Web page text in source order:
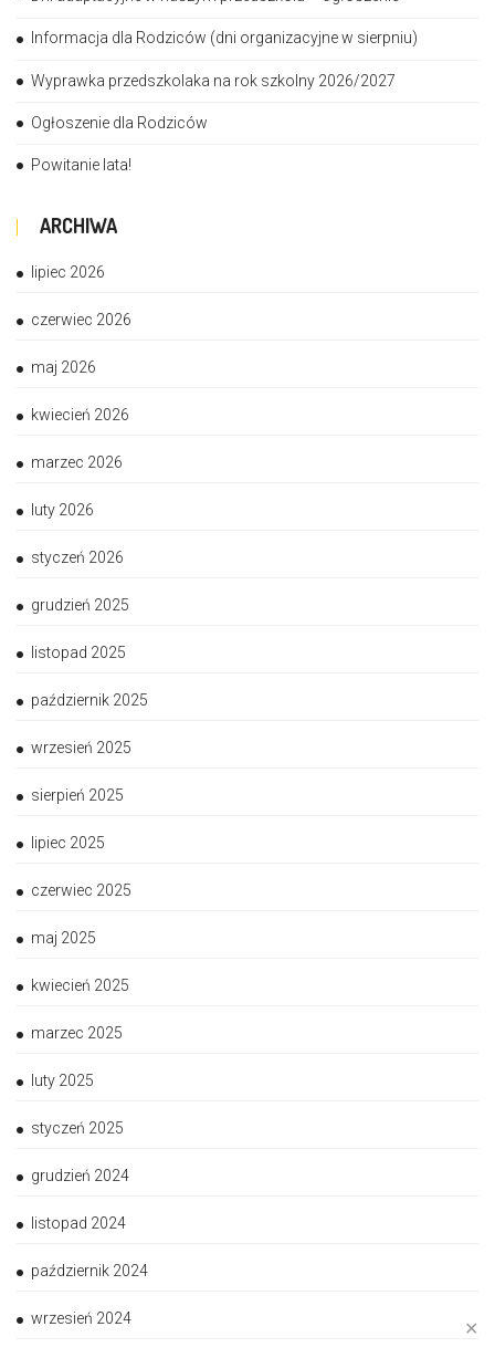
✕
Informacja dla Rodziców (dni organizacyjne w sierpniu)
Wyprawka przedszkolaka na rok szkolny 2026/2027
Ogłoszenie dla Rodziców
Powitanie lata!
ARCHIWA
lipiec 2026
czerwiec 2026
maj 2026
kwiecień 2026
marzec 2026
luty 2026
styczeń 2026
grudzień 2025
listopad 2025
październik 2025
wrzesień 2025
sierpień 2025
lipiec 2025
czerwiec 2025
maj 2025
kwiecień 2025
marzec 2025
luty 2025
styczeń 2025
grudzień 2024
listopad 2024
październik 2024
wrzesień 2024